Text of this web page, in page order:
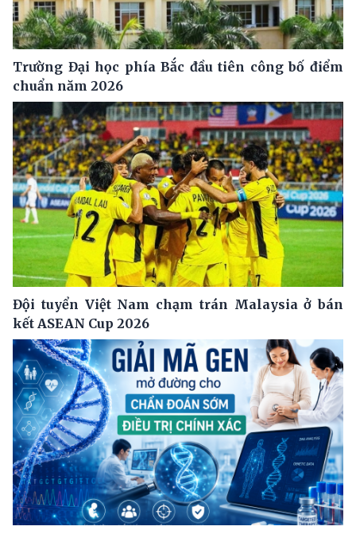
Trường Đại học phía Bắc đầu tiên công bố điểm
chuẩn năm 2026
Đội tuyển Việt Nam chạm trán Malaysia ở bán
kết ASEAN Cup 2026